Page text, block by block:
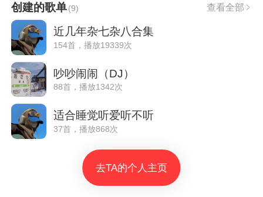
创建的歌单(9) 查看全部
近几年杂七杂八合集
154首，播放19339次
吵吵闹闹（DJ）
88首，播放1342次
适合睡觉听爱听不听
37首，播放868次
去TA的个人主页